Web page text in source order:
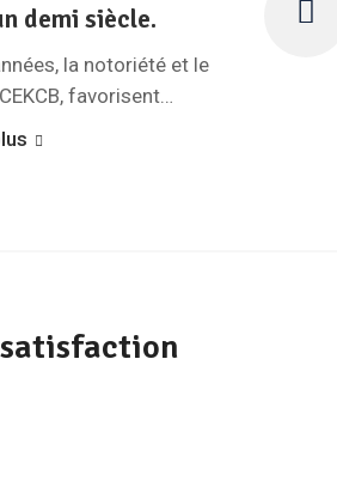
demi siècle.
la notoriété et le
favorisent…